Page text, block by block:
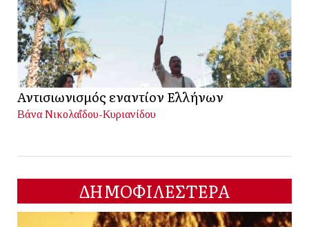
Αντισιωνισμός εναντίον Ελλήνων
Βάνα Νικολαΐδου-Κυριανίδου
ΔΗΜΟΦΙΛΕΣΤΕΡΑ